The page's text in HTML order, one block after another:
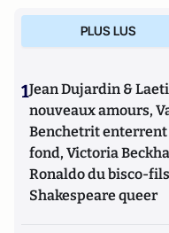
PLUS LUS
1Jean Dujardin &
nouveaux amours,
Benchetrit enterrent
fond, Victoria
Ronaldo du bisco-
Shakespeare queer